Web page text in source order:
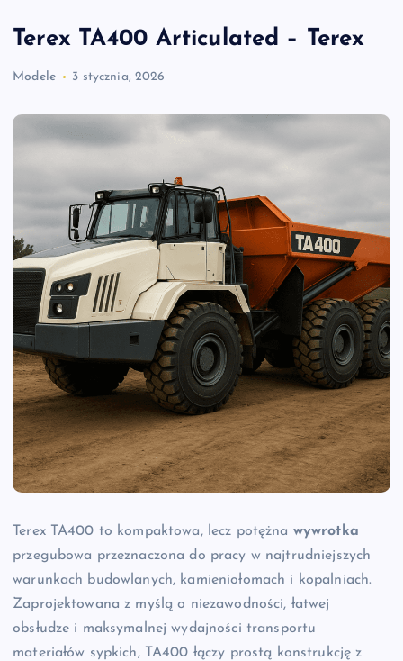
Terex TA400 Articulated – Terex
Modele 3 stycznia, 2026
Terex TA400 to kompaktowa, lecz potężna wywrotka
przegubowa przeznaczona do pracy w najtrudniejszych
warunkach budowlanych, kamieniołomach i kopalniach.
Zaprojektowana z myślą o niezawodności, łatwej
obsłudze i maksymalnej wydajności transportu
materiałów sypkich, TA400 łączy prostą konstrukcję z